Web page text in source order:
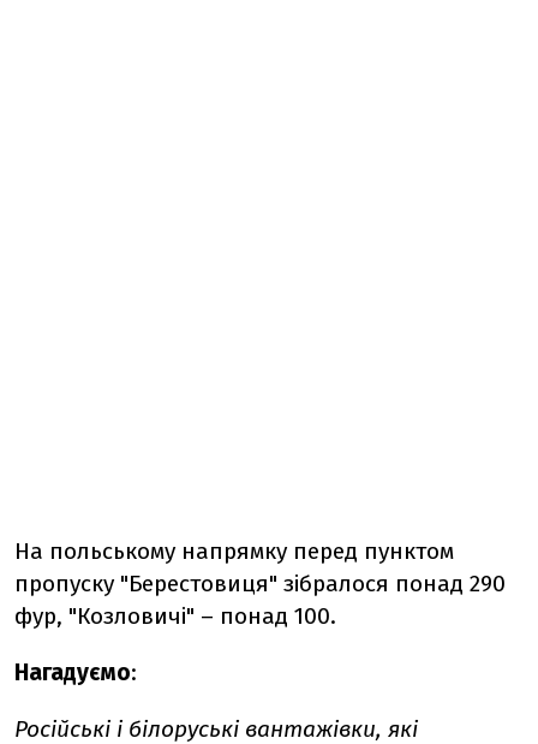
На польському напрямку перед пунктом
пропуску "Берестовиця" зібралося понад 290
фур, "Козловичі" – понад 100.
Нагадуємо:
Російські і білоруські вантажівки, які